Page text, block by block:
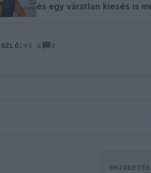
és egy váratlan kiesés is
245 N 3
HIRDETÉS